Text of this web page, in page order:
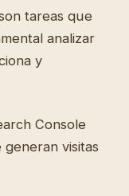
tareas que
analizar
y
Console
visitas